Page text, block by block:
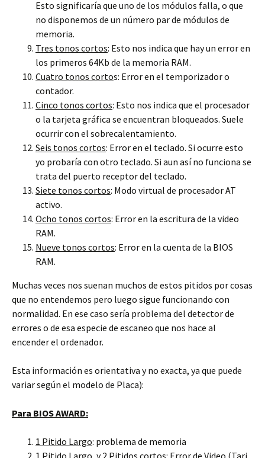
Esto significaría que uno de los módulos falla, o que
no disponemos de un número par de módulos de
memoria.
Tres tonos cortos: Esto nos indica que hay un error en
los primeros 64Kb de la memoria RAM.
Cuatro tonos cortos: Error en el temporizador o
contador.
Cinco tonos cortos: Esto nos indica que el procesador
o la tarjeta gráfica se encuentran bloqueados. Suele
ocurrir con el sobrecalentamiento.
Seis tonos cortos: Error en el teclado. Si ocurre esto
yo probaría con otro teclado. Si aun así no funciona se
trata del puerto receptor del teclado.
Siete tonos cortos: Modo virtual de procesador AT
activo.
Ocho tonos cortos: Error en la escritura de la video
RAM.
Nueve tonos cortos: Error en la cuenta de la BIOS
RAM.
Muchas veces nos suenan muchos de estos pitidos por cosas
que no entendemos pero luego sigue funcionando con
normalidad. En ese caso sería problema del detector de
errores o de esa especie de escaneo que nos hace al
encender el ordenador.
Esta información es orientativa y no exacta, ya que puede
variar según el modelo de Placa):
Para BIOS AWARD:
1 Pitido Largo: problema de memoria